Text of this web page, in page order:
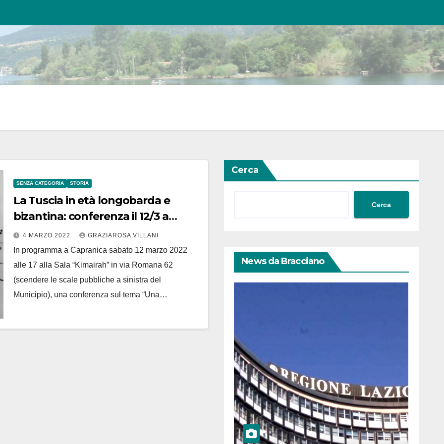
SENZA CATEGORIA STORIA
La Tuscia in età longobarda e
bizantina: conferenza il 12/3 a
Capranica
4 MARZO 2022 GRAZIAROSA VILLANI
In programma a Capranica sabato 12 marzo 2022
alle 17 alla Sala “Kimairah” in via Romana 62
(scendere le scale pubbliche a sinistra del
Municipio), una conferenza sul tema “Una…
Cerca
Cerca
News da Bracciano